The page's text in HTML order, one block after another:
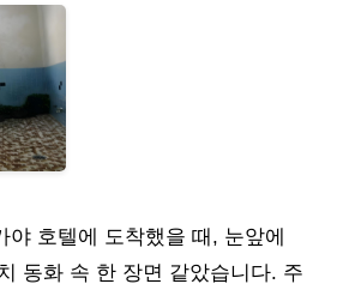
야 호텔에 도착했을 때, 눈앞에
동화 속 한 장면 같았습니다. 주